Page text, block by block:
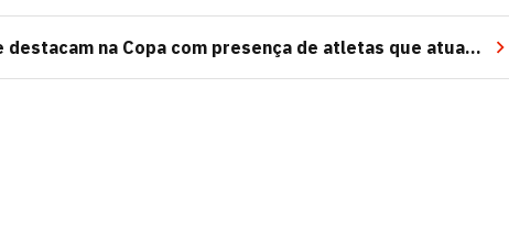
destacam na Copa com presença de atletas que atuam